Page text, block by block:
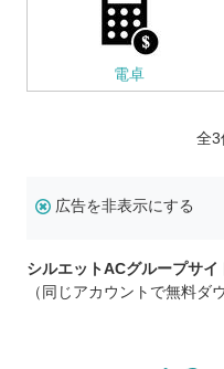
電卓
全3
広告を非表示にする
シルエットACグループサ
（同じアカウントで無料ダ